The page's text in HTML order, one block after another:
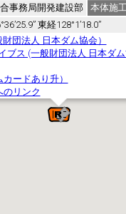
事務局開発建設部
本体施
東経128°1’18.0”
団法人 日本ダム協会）
ブス (一般財団法人 日本ダ
ードあり升）
のリンク